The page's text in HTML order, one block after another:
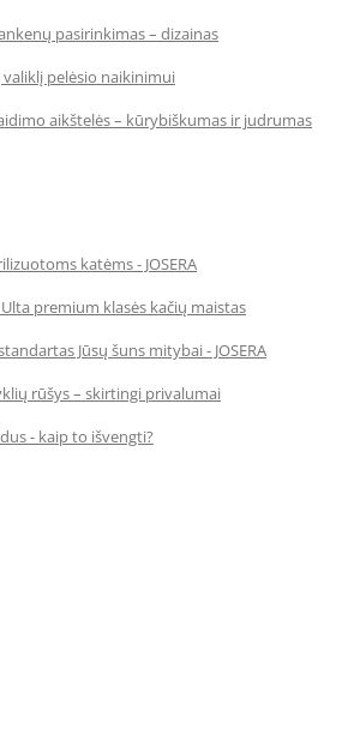
pasirinkimas – dizainas
pelėsio naikinimui
aikštelės – kūrybiškumas ir judrumas
katėms - JOSERA
Ulta premium klasės kačių maistas
Jūsų šuns mitybai - JOSERA
rūšys – skirtingi privalumai
- kaip to išvengti?